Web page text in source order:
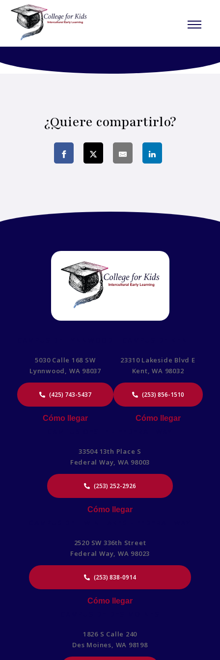
¿Quiere compartirlo?
5030 Calle 168 SW
Lynnwood, WA 98037
(425) 743-5437
Cómo llegar
23310 Lakeside Blvd E
Kent, WA 98032
(253) 856-1510
Cómo llegar
33504 13th Place S
Federal Way, WA 98003
(253) 252-2926
Cómo llegar
2520 SW 336th Street
Federal Way, WA 98023
(253) 838-0914
Cómo llegar
1826 S Calle 240
Des Moines, WA 98198